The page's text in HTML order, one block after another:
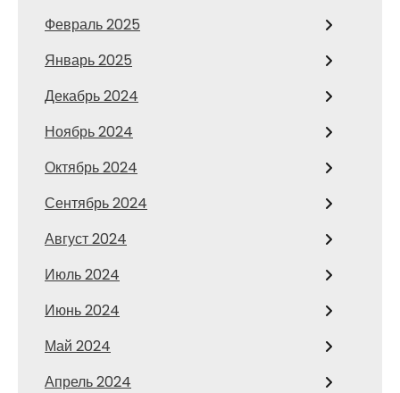
Февраль 2025
Январь 2025
Декабрь 2024
Ноябрь 2024
Октябрь 2024
Сентябрь 2024
Август 2024
Июль 2024
Июнь 2024
Май 2024
Апрель 2024